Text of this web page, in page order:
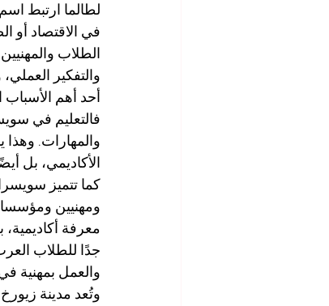
لطالما ارتبط
في الاقتصاد أو
الطلاب
والتفكير العملي،
أحد أهم
فالتعليم في
والمهارات. وهذا
الأكاديمي، بل
كما تتميز
ومهنيين
معرفة أكاديمية،
جدًا للطلاب
والعمل بمهنية
وتُعد مدينة